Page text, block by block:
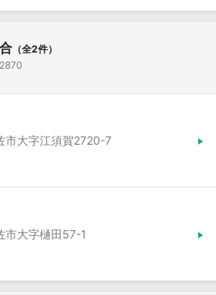
（全2件）
市大字江須賀2720-7
大字樋田57-1